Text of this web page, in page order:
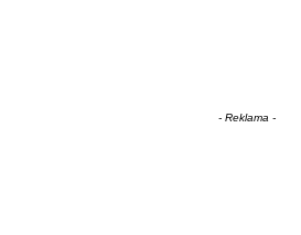
- Reklama -